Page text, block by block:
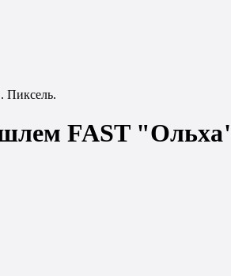
Пиксель.
FAST